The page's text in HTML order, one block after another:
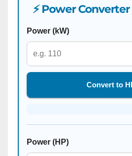
⚡ Power
Power (kW)
Convert to
Power (HP)